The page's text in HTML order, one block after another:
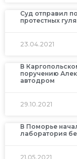
Суд отправил
протестных
23.04.2021
В
поручению
автодром
29.10.2021
В Поморье
лаборатория
21.05.2021